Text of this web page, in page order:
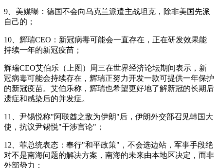
9、美媒曝：德国不会向乌克兰派遣主战坦克，除非美国先派
自己的；
10、辉瑞CEO：新冠病毒可能会一直存在，正在研发效果能
持续一年的新冠疫苗；
辉瑞CEO艾伯乐（上图）周三在世界经济论坛期间表示，新
冠病毒可能会持续存在，辉瑞正努力开发一款可提供一年保护
的新冠疫苗。艾伯乐称，辉瑞也希望更好地了解新冠的长期后
遗症和感染后的并发症。
11、尹锡悦称"阿联酋之敌为伊朗"后，伊朗外交部召见韩国大
使，抗议尹锡悦"干涉言论"；
12、菲总统表态：奉行"和平政策"，不会选边站，军事手段绝
对不是南海问题的解决方案，南海的未来由本地区决定，而非
外部势力；